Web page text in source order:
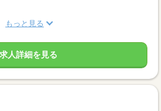
もっと見る
求人詳細を見る